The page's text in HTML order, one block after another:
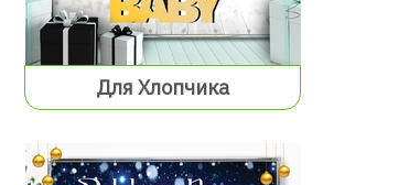
Для Хлопчика